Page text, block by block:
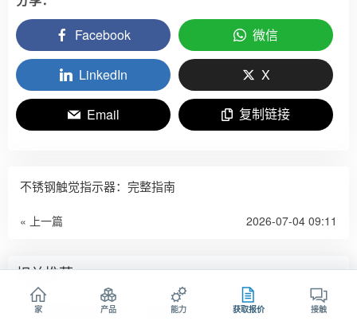
Facebook
微信
LinkedIn X
Email 复制链接
不锈钢触觉指示器：完整指南
« 上一篇 2026-07-04 09:11
相关推荐
不锈钢触觉指示器：完整指南
家 产品 能力 获取报价 接触